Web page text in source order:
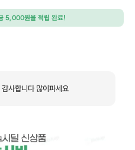
5,000원을 적립 완료!
사합니다 많이파세요